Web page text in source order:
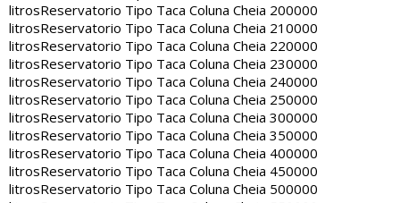
litrosReservatorio Tipo Taca Coluna Cheia 200000
litrosReservatorio Tipo Taca Coluna Cheia 210000
litrosReservatorio Tipo Taca Coluna Cheia 220000
litrosReservatorio Tipo Taca Coluna Cheia 230000
litrosReservatorio Tipo Taca Coluna Cheia 240000
litrosReservatorio Tipo Taca Coluna Cheia 250000
litrosReservatorio Tipo Taca Coluna Cheia 300000
litrosReservatorio Tipo Taca Coluna Cheia 350000
litrosReservatorio Tipo Taca Coluna Cheia 400000
litrosReservatorio Tipo Taca Coluna Cheia 450000
litrosReservatorio Tipo Taca Coluna Cheia 500000